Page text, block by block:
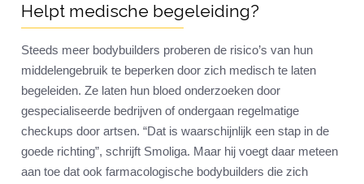
Helpt medische begeleiding?
Steeds meer bodybuilders proberen de risico’s van hun
middelengebruik te beperken door zich medisch te laten
begeleiden. Ze laten hun bloed onderzoeken door
gespecialiseerde bedrijven of ondergaan regelmatige
checkups door artsen. “Dat is waarschijnlijk een stap in de
goede richting”, schrijft Smoliga. Maar hij voegt daar meteen
aan toe dat ook farmacologische bodybuilders die zich